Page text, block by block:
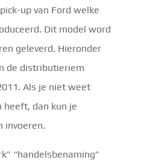
up van Ford welke
Dit model word
geleverd. Hieronder
de distributieriem
Als je niet weet
dan kun je
invoeren.
“handelsbenaming”